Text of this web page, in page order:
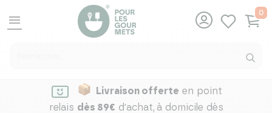
menu
0
Livraison offerte en point
relais dès 89€ d'achat, à domicile dès